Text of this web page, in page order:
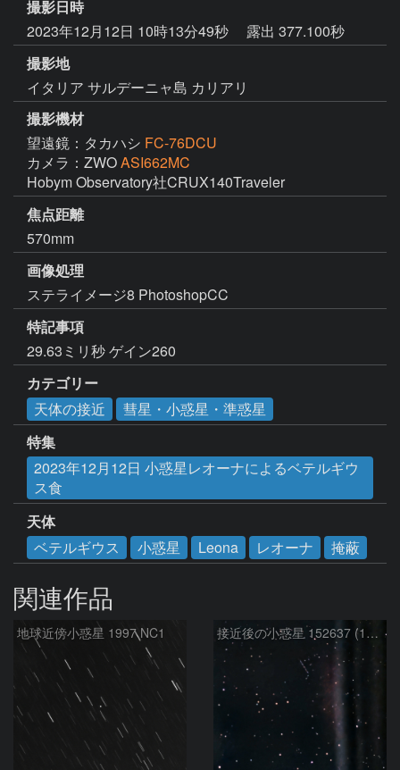
撮影日時
2023年12月12日 10時13分49秒
露出 377.100秒
撮影地
イタリア サルデーニャ島 カリアリ
撮影機材
望遠鏡：タカハシ FC-76DCU
カメラ：ZWOASI662MC
Hobym Observatory社CRUX140Traveler
焦点距離
570mm
画像処理
ステライメージ8 PhotoshopCC
特記事項
29.63ミリ秒 ゲイン260
カテゴリー
天体の接近
彗星・小惑星・準惑星
特集
2023年12月12日 小惑星レオーナによるベテルギウ
ス食
天体
ベテルギウス
小惑星 Leona レオーナ 掩蔽
関連作品
地球近傍小惑星 1997 NC1 接近後の小惑星 152637 (1997NC1)